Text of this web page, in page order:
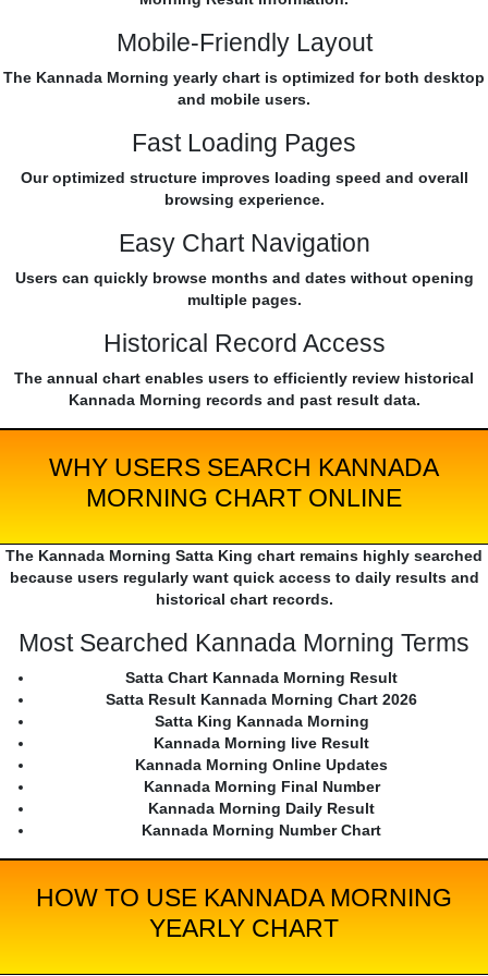
Mobile-Friendly Layout
The Kannada Morning yearly chart is optimized for both desktop
and mobile users.
Fast Loading Pages
Our optimized structure improves loading speed and overall
browsing experience.
Easy Chart Navigation
Users can quickly browse months and dates without opening
multiple pages.
Historical Record Access
The annual chart enables users to efficiently review historical
Kannada Morning records and past result data.
WHY USERS SEARCH KANNADA
MORNING CHART ONLINE
The Kannada Morning Satta King chart remains highly searched
because users regularly want quick access to daily results and
historical chart records.
Most Searched Kannada Morning Terms
Satta Chart Kannada Morning Result
Satta Result Kannada Morning Chart 2026
Satta King Kannada Morning
Kannada Morning live Result
Kannada Morning Online Updates
Kannada Morning Final Number
Kannada Morning Daily Result
Kannada Morning Number Chart
HOW TO USE KANNADA MORNING
YEARLY CHART